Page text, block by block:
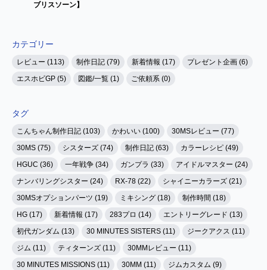
ブリスソーン】
カテゴリー
レビュー (113) 制作日記 (79) 新着情報 (17)
プレゼント企画 (6)
エスホビGP (5)
図鑑/一覧 (1) ご依頼系 (0)
タグ
こんちゃん制作日記 (103) かわいい (100)
30MSレビュー (77)
30MS (75)
シスターズ (74) 制作日記 (63)
カラーレシピ (49)
HGUC (36)
一年戦争 (34) ガンプラ (33)
アイドルマスター (24)
ナンバリングシスター (24)
RX-78 (22)
シャイニーカラーズ (21)
30MSオプションパーツ (19)
ミキシング (18)
制作時間 (18)
HG (17)
新着情報 (17) 283プロ (14)
エントリーグレード (13)
初代ガンダム (13)
30 MINUTES SISTERS (11)
ジークアクス (11)
ジム (11)
ティターンズ (11)
30MMレビュー (11)
30 MINUTES MISSIONS (11)
30MM (11)
ジムカスタム (9)